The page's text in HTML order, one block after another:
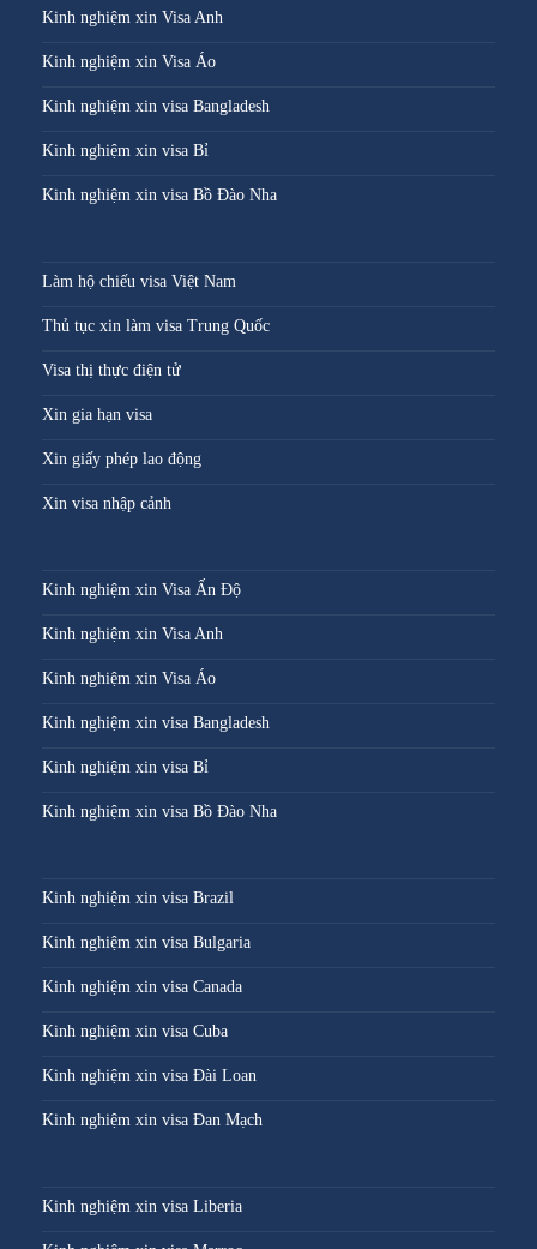
Kinh nghiệm xin Visa Anh
Kinh nghiệm xin Visa Áo
Kinh nghiệm xin visa Bangladesh
Kinh nghiệm xin visa Bỉ
Kinh nghiệm xin visa Bồ Đào Nha
Làm hộ chiếu visa Việt Nam
Thủ tục xin làm visa Trung Quốc
Visa thị thực điện tử
Xin gia hạn visa
Xin giấy phép lao động
Xin visa nhập cảnh
Kinh nghiệm xin Visa Ấn Độ
Kinh nghiệm xin Visa Anh
Kinh nghiệm xin Visa Áo
Kinh nghiệm xin visa Bangladesh
Kinh nghiệm xin visa Bỉ
Kinh nghiệm xin visa Bồ Đào Nha
Kinh nghiệm xin visa Brazil
Kinh nghiệm xin visa Bulgaria
Kinh nghiệm xin visa Canada
Kinh nghiệm xin visa Cuba
Kinh nghiệm xin visa Đài Loan
Kinh nghiệm xin visa Đan Mạch
Kinh nghiệm xin visa Liberia